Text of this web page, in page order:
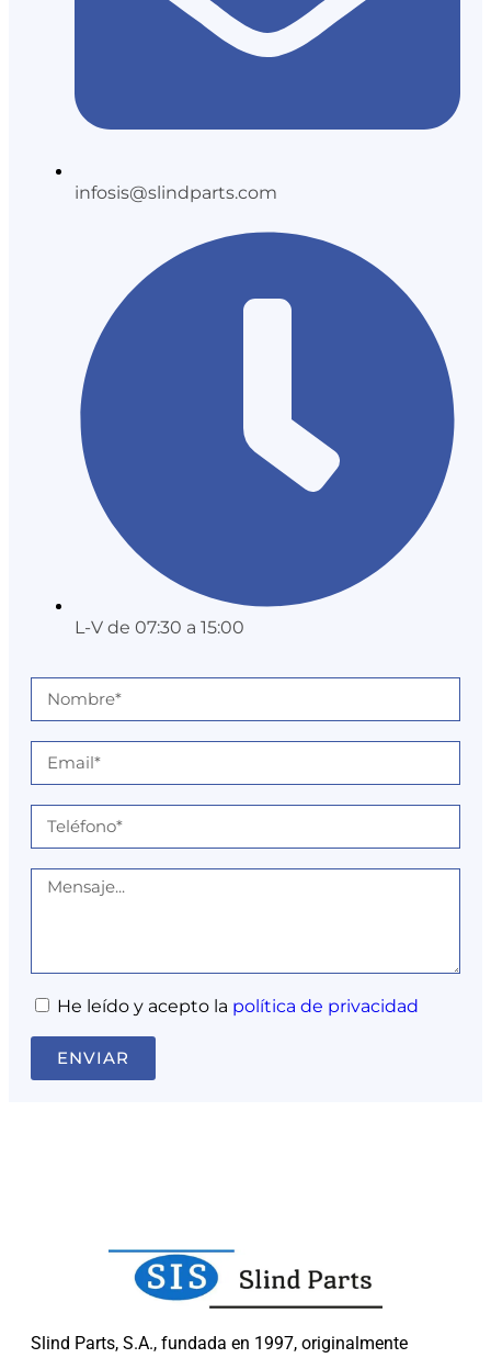
infosis@slindparts.com
L-V de 07:30 a 15:00
He leído y acepto la política de privacidad
ENVIAR
Slind Parts, S.A., fundada en 1997, originalmente